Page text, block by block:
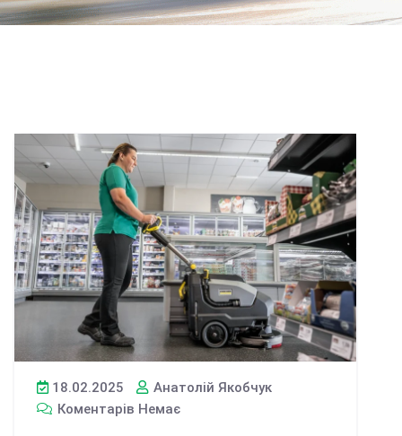
18.02.2025
Анатолій Якобчук
Коментарів Немає